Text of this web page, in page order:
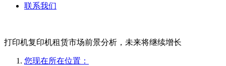
联系我们
打印机复印机租赁市场前景分析，未来将继续增长
您现在所在位置：